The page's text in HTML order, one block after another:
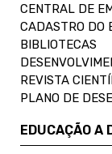
CENTRAL DE
CADASTRO DO
BIBLIOTECAS
REVISTA
PLANO DE
EDUCAÇÃO A